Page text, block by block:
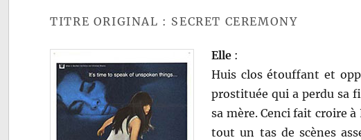
TITRE ORIGINAL : SECRET CEREMONY
Elle :
Huis clos étouffant et
prostituée qui a perdu sa
sa mère. Cenci fait croire à
tout un tas de scènes